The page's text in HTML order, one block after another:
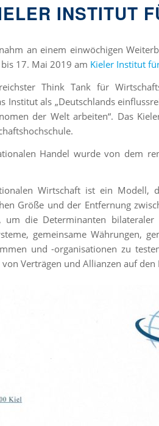
INSTITUT
an einem einwöchigen
17. Mai 2019 am Kieler Institut
Think Tank für
Institut als „Deutschlands
der Welt arbeiten“. Das
Handel wurde von dem
Wirtschaft ist ein Modell,
Größe und der Entfernung
die Determinanten bilateraler
gemeinsame Währungen,
und -organisationen zu
Verträgen und Allianzen auf den